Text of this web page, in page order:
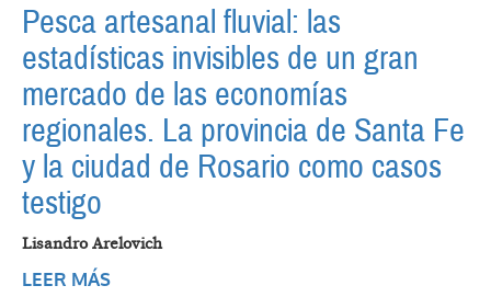
Pesca artesanal fluvial: las
estadísticas invisibles de un gran
mercado de las economías
regionales. La provincia de Santa Fe
y la ciudad de Rosario como casos
testigo
Lisandro Arelovich
LEER MÁS